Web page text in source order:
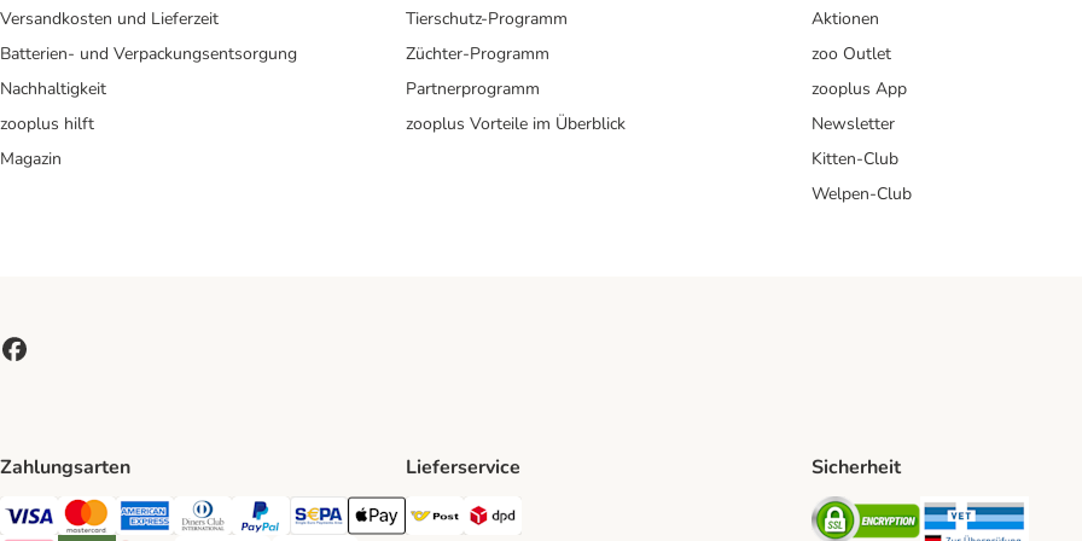
Versandkosten und Lieferzeit
Batterien- und Verpackungsentsorgung
Nachhaltigkeit
zooplus hilft
Magazin
Tierschutz-Programm
Züchter-Programm
Partnerprogramm
zooplus Vorteile im Überblick
Aktionen
zoo Outlet
zooplus App
Newsletter
Kitten-Club
Welpen-Club
Zahlungsarten
Visa Payment Method
MasterCard Payment Method
American Express Payment Method
Diners Club Payment Method
PayPal Payment Method
SEPA Payment Method
Apple Pay Payment Method
Lieferservice
Österreichische Post Shipping Method
Sicherheit
Security